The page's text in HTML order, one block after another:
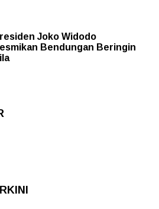
Joko Widodo
Bendungan Beringin